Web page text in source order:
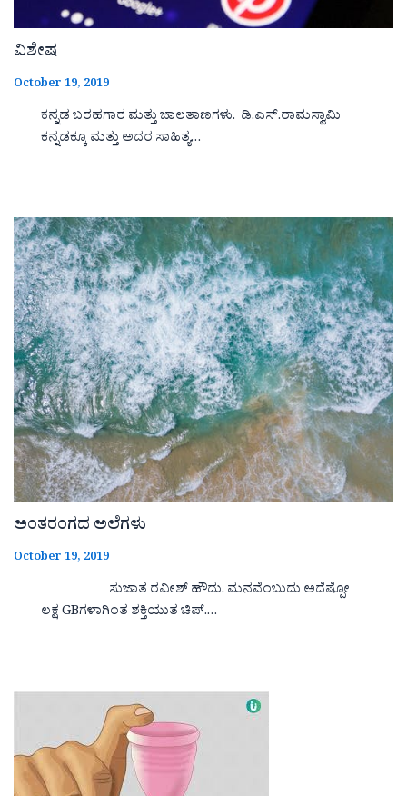
ವಿಶೇಷ
October 19, 2019
ಕನ್ನಡ ಬರಹಗಾರ ಮತ್ತು ಜಾಲತಾಣಗಳು. ಡಿ.ಎಸ್.ರಾಮಸ್ವಾಮಿ
ಕನ್ನಡಕ್ಕೂ ಮತ್ತು ಅದರ ಸಾಹಿತ್ಯ…
ಅಂತರಂಗದ ಅಲೆಗಳು
October 19, 2019
ಸುಜಾತ ರವೀಶ್ ಹೌದು. ಮನವೆಂಬುದು ಅದೆಷ್ಪೋ
ಲಕ್ಷ GBಗಳಾಗಿಂತ ಶಕ್ತಿಯುತ ಚಿಪ್.…